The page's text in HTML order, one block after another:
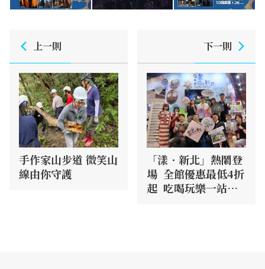
上一則
手作家山步道 微笑山
線由你守護
下一則
「漾．新北」熱鬧登
場 全館優惠最低4折
起 吃喝玩樂一站滿